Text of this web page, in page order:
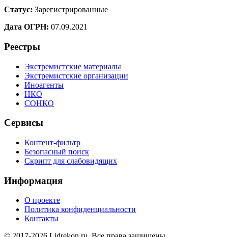
Статус: Зарегистрированные
Дата ОГРН: 07.09.2021
Реестры
Экстремистские материалы
Экстремистские организации
Иноагенты
НКО
СОНКО
Сервисы
Контент-фильтр
Безопасный поиск
Скрипт для слабовидящих
Информация
О проекте
Политика конфиденциальности
Контакты